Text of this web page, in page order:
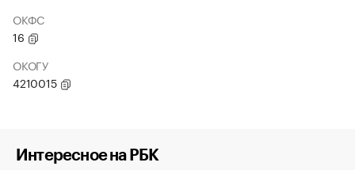
ОКФС
16
ОКОГУ
4210015
Интересное на РБК